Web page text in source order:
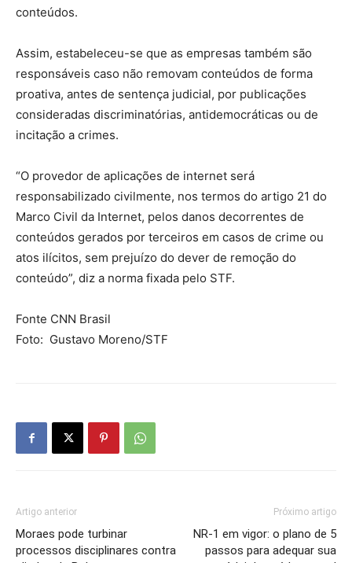
conteúdos.
Assim, estabeleceu-se que as empresas também são
responsáveis caso não removam conteúdos de forma
proativa, antes de sentença judicial, por publicações
consideradas discriminatórias, antidemocráticas ou de
incitação a crimes.
“O provedor de aplicações de internet será
responsabilizado civilmente, nos termos do artigo 21 do
Marco Civil da Internet, pelos danos decorrentes de
conteúdos gerados por terceiros em casos de crime ou
atos ilícitos, sem prejuízo do dever de remoção do
conteúdo”, diz a norma fixada pelo STF.
Fonte CNN Brasil
Foto: Gustavo Moreno/STF
Artigo anterior
Moraes pode turbinar
processos disciplinares contra
Próximo artigo
NR-1 em vigor: o plano de 5
passos para adequar sua